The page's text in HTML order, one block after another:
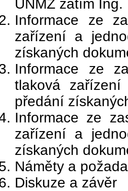
UNMZ zatím
Informace ze
zařízení a
získaných
Informace ze
tlaková
předání
Informace ze
zařízení a
získaných
Náměty a
Diskuze a závěr